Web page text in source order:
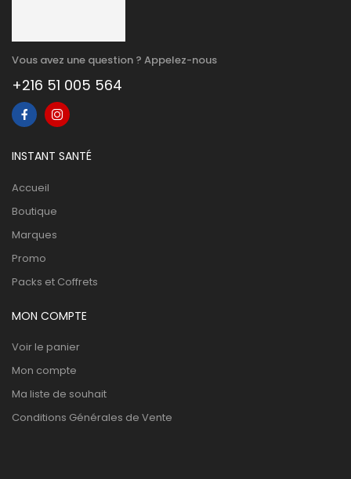
Vous avez une question ? Appelez-nous
+216 51 005 564
INSTANT SANTÉ
Accueil
Boutique
Marques
Promo
Packs et Coffrets
MON COMPTE
Voir le panier
Mon compte
Ma liste de souhait
Conditions Générales de Vente